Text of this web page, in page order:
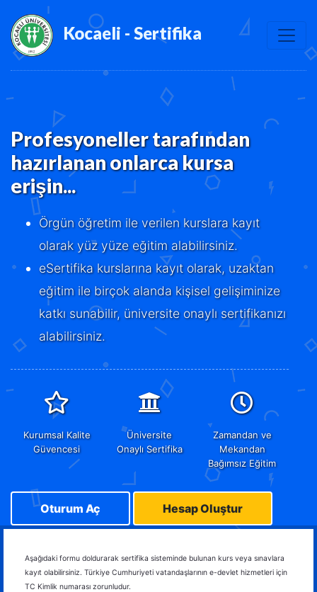
Kocaeli - Sertifika
Profesyoneller tarafından
hazırlanan onlarca kursa
erişin...
Örgün öğretim ile verilen kurslara kayıt
olarak yüz yüze eğitim alabilirsiniz.
eSertifika kurslarına kayıt olarak, uzaktan
eğitim ile birçok alanda kişisel gelişiminize
katkı sunabilir, üniversite onaylı sertifikanızı
alabilirsiniz.
Kurumsal Kalite
Güvencesi
Üniversite
Onaylı Sertifika
Zamandan ve
Mekandan
Bağımsız Eğitim
Oturum Aç Hesap Oluştur
Aşağıdaki formu doldurarak sertifika sisteminde bulunan kurs veya sınavlara
kayıt olabilirsiniz. Türkiye Cumhuriyeti vatandaşlarının e-devlet hizmetleri için
TC Kimlik numarası zorunludur.